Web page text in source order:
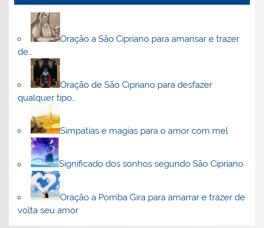
Oração a São Cipriano para amansar e trazer
de…
Oração de São Cipriano para desfazer
qualquer tipo…
Simpatias e magias para o amor com mel
Significado dos sonhos segundo São Cipriano
Oração a Pomba Gira para amarrar e trazer de
volta seu amor